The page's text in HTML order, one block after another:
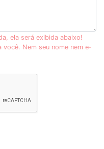
ela será exibida abaixo!
Nem seu nome nem e-